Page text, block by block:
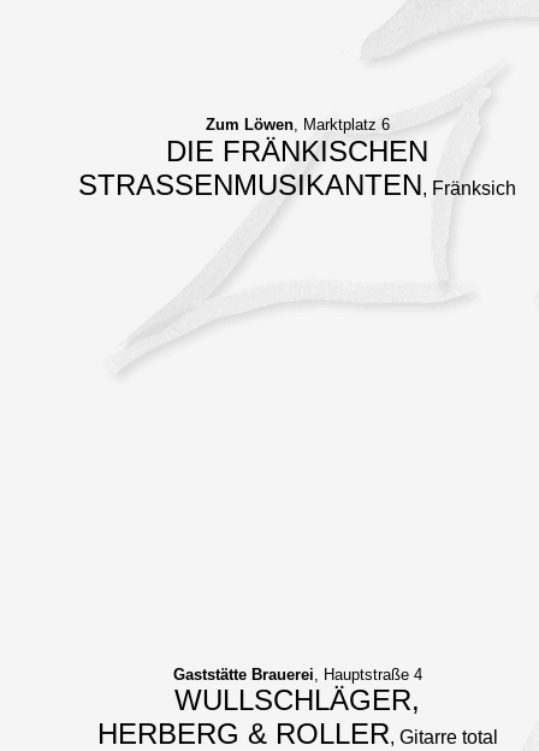
Zum Löwen, Marktplatz 6
DIE FRÄNKISCHEN
STRASSENMUSIKANTEN, Fränksich
Gaststätte Brauerei, Hauptstraße 4
WULLSCHLÄGER,
HERBERG & ROLLER, Gitarre total